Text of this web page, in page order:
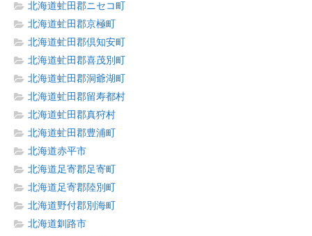
北海道虻田郡ニセコ町
北海道虻田郡京極町
北海道虻田郡倶知安町
北海道虻田郡喜茂別町
北海道虻田郡洞爺湖町
北海道虻田郡留寿都村
北海道虻田郡真狩村
北海道虻田郡豊浦町
北海道赤平市
北海道足寄郡足寄町
北海道足寄郡陸別町
北海道野付郡別海町
北海道釧路市